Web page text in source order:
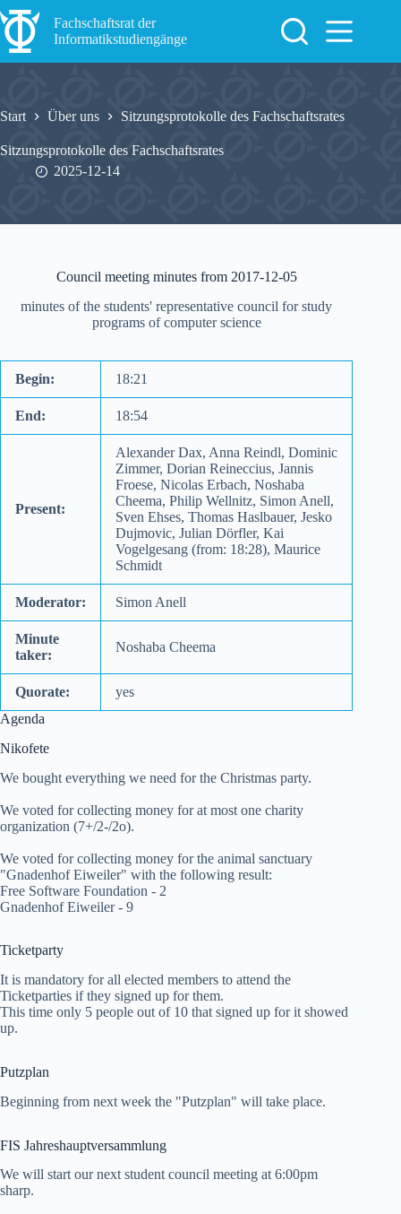
Zum
Inhalt
springen
Fachschaftsrat der
Informatikstudiengänge
Start Über uns Sitzungsprotokolle des Fachschaftsrates
Sitzungsprotokolle des Fachschaftsrates
2025-12-14
Council meeting minutes from 2017-12-05
minutes of the students' representative council for study
programs of computer science
Begin: 18:21
End: 18:54
Present:
Alexander Dax, Anna Reindl, Dominic
Zimmer, Dorian Reineccius, Jannis
Froese, Nicolas Erbach, Noshaba
Cheema, Philip Wellnitz, Simon Anell,
Sven Ehses, Thomas Haslbauer, Jesko
Dujmovic, Julian Dörfler, Kai
Vogelgesang (from: 18:28), Maurice
Schmidt
Moderator: Simon Anell
Minute
taker:
Noshaba Cheema
Quorate:
yes
Agenda
Nikofete
We bought everything we need for the Christmas party.
We voted for collecting money for at most one charity
organization (7+/2-/2o).
We voted for collecting money for the animal sanctuary
"Gnadenhof Eiweiler" with the following result:
Free Software Foundation - 2
Gnadenhof Eiweiler - 9
Ticketparty
It is mandatory for all elected members to attend the
Ticketparties if they signed up for them.
This time only 5 people out of 10 that signed up for it showed
up.
Putzplan
Beginning from next week the "Putzplan" will take place.
FIS Jahreshauptversammlung
We will start our next student council meeting at 6:00pm
sharp.